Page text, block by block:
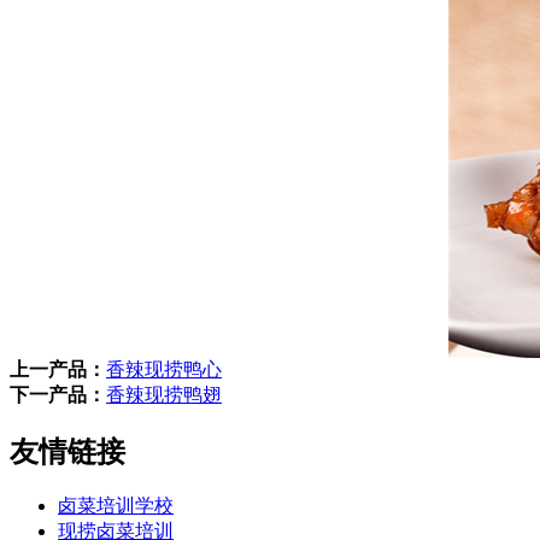
上一产品： 香辣现捞鸭心
下一产品： 香辣现捞鸭翅
友情链接
卤菜培训学校
现捞卤菜培训